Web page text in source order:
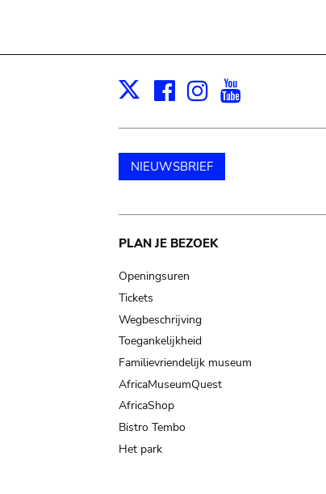
X Facebook
Instagram
NIEUWSBRIEF
Main
navigation
PLAN JE BEZOEK
Openingsuren
Tickets
Wegbeschrijving
Toegankelijkheid
Familievriendelijk museum
AfricaMuseumQuest
AfricaShop
Bistro Tembo
Het park